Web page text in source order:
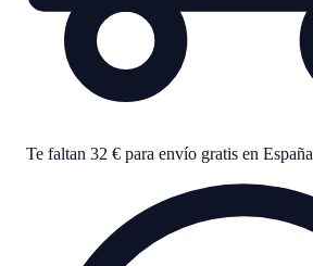
Te faltan 32 € para envío gratis en España